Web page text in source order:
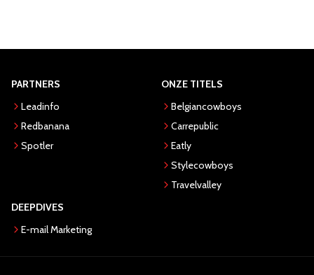
PARTNERS
Leadinfo
Redbanana
Spotler
ONZE TITELS
Belgiancowboys
Carrepublic
Eatly
Stylecowboys
Travelvalley
DEEPDIVES
E-mail Marketing